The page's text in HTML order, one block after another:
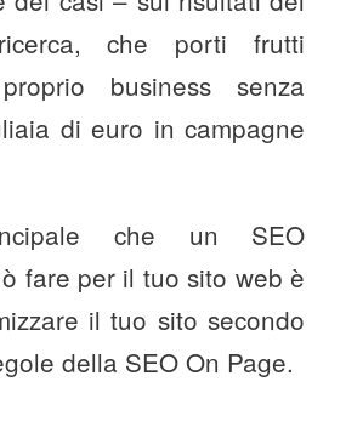
che porti frutti
business senza
di euro in campagne
che un SEO
fare per il tuo sito web è
il tuo sito secondo
della SEO On Page.